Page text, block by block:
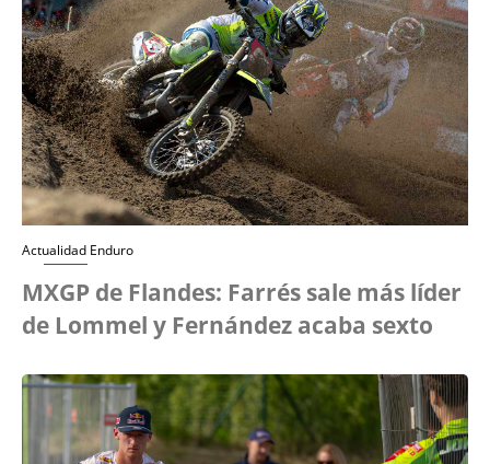
Actualidad Enduro
MXGP de Flandes: Farrés sale más líder
de Lommel y Fernández acaba sexto